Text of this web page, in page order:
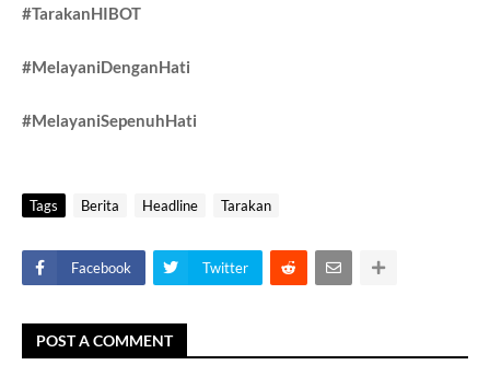
#TarakanHIBOT
#MelayaniDenganHati
#MelayaniSepenuhHati
Tags Berita Headline Tarakan
Facebook Twitter
POST A COMMENT